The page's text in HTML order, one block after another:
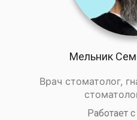
Мельник
Врач стоматолог,
Работает